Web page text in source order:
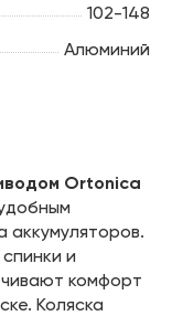
102-148
Алюминий
Ortonica
аккумуляторов.
и
комфорт
Коляска